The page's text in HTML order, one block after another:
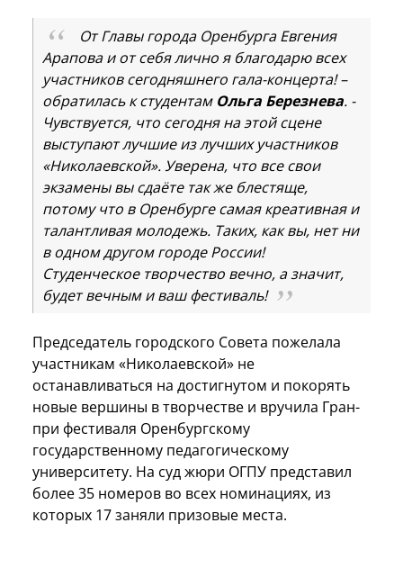
От Главы города Оренбурга Евгения
Арапова и от себя лично я благодарю всех
участников сегодняшнего гала-концерта! –
обратилась к студентам Ольга Березнева. -
Чувствуется, что сегодня на этой сцене
выступают лучшие из лучших участников
«Николаевской». Уверена, что все свои
экзамены вы сдаёте так же блестяще,
потому что в Оренбурге самая креативная и
талантливая молодежь. Таких, как вы, нет ни
в одном другом городе России!
Студенческое творчество вечно, а значит,
будет вечным и ваш фестиваль!
Председатель городского Совета пожелала
участникам «Николаевской» не
останавливаться на достигнутом и покорять
новые вершины в творчестве и вручила Гран-
при фестиваля Оренбургскому
государственному педагогическому
университету. На суд жюри ОГПУ представил
более 35 номеров во всех номинациях, из
которых 17 заняли призовые места.